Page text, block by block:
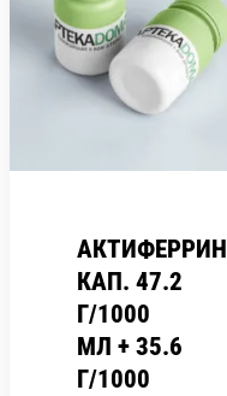
АКТИФЕРРИН
КАП. 47.2
Г/1000
МЛ + 35.6
Г/1000